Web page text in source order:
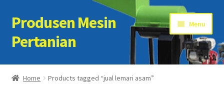
Skip
to
navigation
Skip
to
content
Produsen Mesin
Pertanian
Menu
Home
Home Products tagged “jual lemari asam”